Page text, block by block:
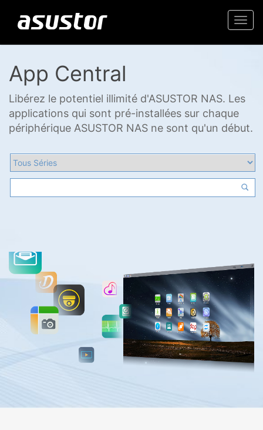
App Central
Libérez le potentiel illimité d'ASUSTOR NAS. Les
applications qui sont pré-installées sur chaque
périphérique ASUSTOR NAS ne sont qu'un début.